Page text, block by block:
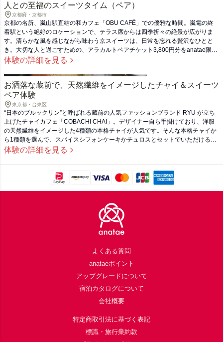
人との至福のスイーツタイム（ペア）
京都府・京都市
京都の名所、嵐山駅直結の和カフェ「OBU CAFÉ」での優雅な時間。嵐電の終
着駅という絶好のロケーションで、テラス席からは四季折々の絶景が広がりま
す。清らかな風を感じながら味わう京スイーツは、日常を忘れる贅沢なひとと
き。大切な人と過ごすための、アラカルトペアチケット3,800円分をanatae限定
でご用意。お互いの笑顔を見つめ合いながら、カフェメニュー＆１ドリンクを楽
体験の詳細を見る
お洒落な蔵前で、天然繊維をイメージしたチャイ＆スイーツ
ペア体験
東京都・台東区
“日本のブルックリン”と呼ばれる蔵前の人気ファッションブランド RYU が立ち
上げたチャイカフェ「COBACHI CHAI」。デザイナー自ら手掛けており、洋服
の天然繊維をイメージした4種類の本格チャイが人気です。そんな本格チャイか
ら1種類を選んで、スパイスシフォンケーキかチュロスとセットでいただけるペ
ア体験ギフトが登場。休日も使えるので、蔵前デートコースの小休憩に。
体験の詳細を見る
よくある質問
anataeポイント
アップグレードについて
宿泊カタログについて
会社概要
特定商取引法に基づく表記
標識・旅行業約款